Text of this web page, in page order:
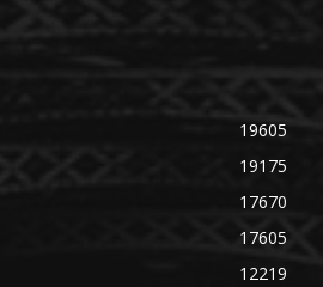
19605
19175
17670
17605
12219